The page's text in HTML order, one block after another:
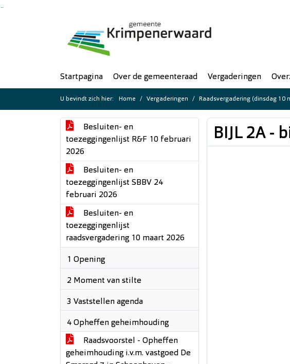
Startpagina Over de gemeenteraad Vergaderingen
U bevindt zich hier: Home Vergaderingen Raadsvergadering (dinsdag 10
Besluiten- en
toezeggingenlijst R&F 10 februari
2026
Besluiten- en
toezeggingenlijst SBBV 24
februari 2026
Besluiten- en
toezeggingenlijst
raadsvergadering 10 maart 2026
1 Opening
2 Moment van stilte
3 Vaststellen agenda
4 Opheffen geheimhouding
Raadsvoorstel - Opheffen
geheimhouding i.v.m. vastgoed De
BIJL 2A -